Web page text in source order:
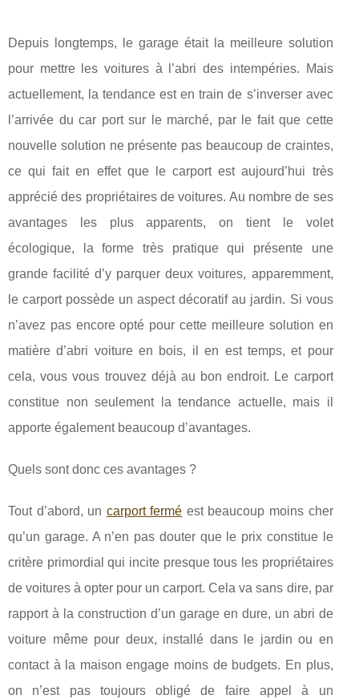
Depuis longtemps, le garage était la meilleure solution
pour mettre les voitures à l’abri des intempéries. Mais
actuellement, la tendance est en train de s’inverser avec
l’arrivée du car port sur le marché, par le fait que cette
nouvelle solution ne présente pas beaucoup de craintes,
ce qui fait en effet que le carport est aujourd’hui très
apprécié des propriétaires de voitures. Au nombre de ses
avantages les plus apparents, on tient le volet
écologique, la forme très pratique qui présente une
grande facilité d’y parquer deux voitures, apparemment,
le carport possède un aspect décoratif au jardin. Si vous
n’avez pas encore opté pour cette meilleure solution en
matière d’abri voiture en bois, il en est temps, et pour
cela, vous vous trouvez déjà au bon endroit. Le carport
constitue non seulement la tendance actuelle, mais il
apporte également beaucoup d’avantages.
Quels sont donc ces avantages ?
Tout d’abord, un carport fermé est beaucoup moins cher
qu’un garage. A n’en pas douter que le prix constitue le
critère primordial qui incite presque tous les propriétaires
de voitures à opter pour un carport. Cela va sans dire, par
rapport à la construction d’un garage en dure, un abri de
voiture même pour deux, installé dans le jardin ou en
contact à la maison engage moins de budgets. En plus,
on n’est pas toujours obligé de faire appel à un